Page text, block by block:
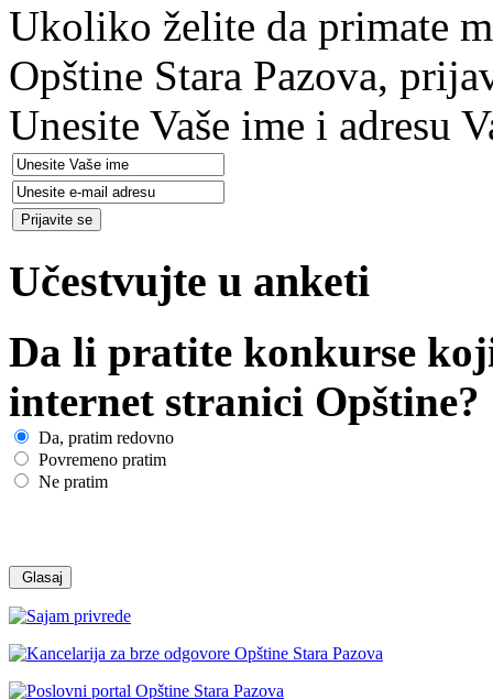
Ukoliko želite da primate
Opštine Stara Pazova,
Unesite Vaše ime i adresu
Učestvujte u anketi
Da li pratite konkurse
internet stranici Opštine?
Da, pratim redovno
Povremeno pratim
Ne pratim